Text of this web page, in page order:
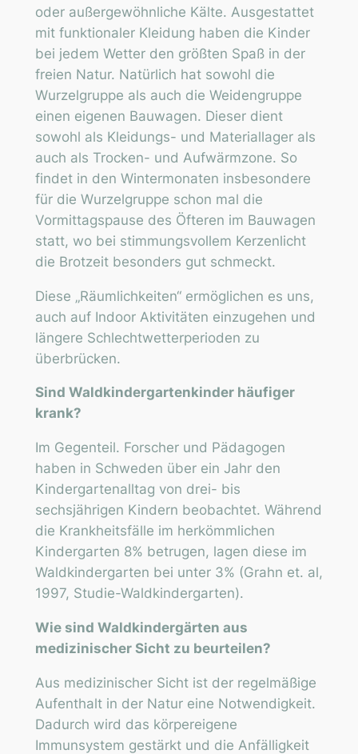
oder außergewöhnliche Kälte. Ausgestattet
mit funktionaler Kleidung haben die Kinder
bei jedem Wetter den größten Spaß in der
freien Natur. Natürlich hat sowohl die
Wurzelgruppe als auch die Weidengruppe
einen eigenen Bauwagen. Dieser dient
sowohl als Kleidungs- und Materiallager als
auch als Trocken- und Aufwärmzone. So
findet in den Wintermonaten insbesondere
für die Wurzelgruppe schon mal die
Vormittagspause des Öfteren im Bauwagen
statt, wo bei stimmungsvollem Kerzenlicht
die Brotzeit besonders gut schmeckt.
Diese „Räumlichkeiten“ ermöglichen es uns,
auch auf Indoor Aktivitäten einzugehen und
längere Schlechtwetterperioden zu
überbrücken.
Sind Waldkindergartenkinder häufiger
krank?
Im Gegenteil. Forscher und Pädagogen
haben in Schweden über ein Jahr den
Kindergartenalltag von drei- bis
sechsjährigen Kindern beobachtet. Während
die Krankheitsfälle im herkömmlichen
Kindergarten 8% betrugen, lagen diese im
Waldkindergarten bei unter 3% (Grahn et. al,
1997, Studie-Waldkindergarten).
Wie sind Waldkindergärten aus
medizinischer Sicht zu beurteilen?
Aus medizinischer Sicht ist der regelmäßige
Aufenthalt in der Natur eine Notwendigkeit.
Dadurch wird das körpereigene
Immunsystem gestärkt und die Anfälligkeit